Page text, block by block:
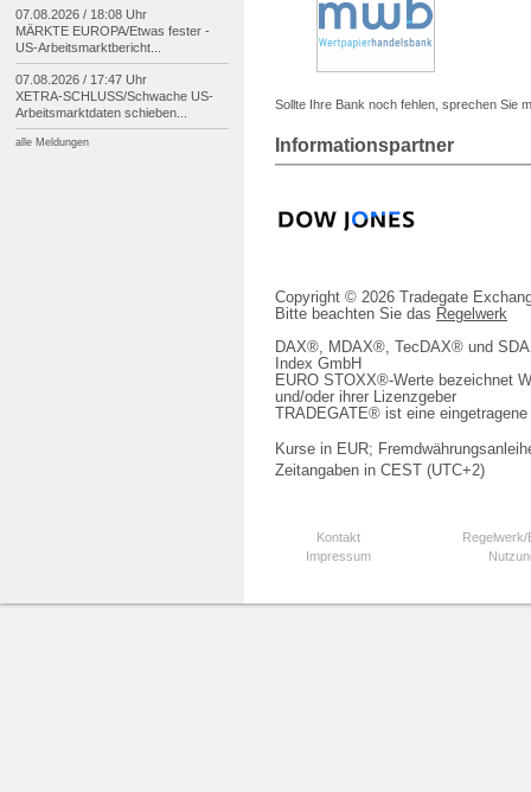
Sollte Ihre Bank noch fehlen, sprechen Sie
Informationspartner
Copyright © 2026 Tradegate
Bitte beachten Sie das Regelwerk
DAX®, MDAX®, TecDAX® und
Index GmbH
EURO STOXX®-Werte bezeichnet
und/oder ihrer Lizenzgeber
TRADEGATE® ist eine
Kurse in EUR;
Zeitangaben in CEST (UTC+2)
Kontakt
Impressum
07.08.2026 / 18:08 Uhr
MÄRKTE EUROPA/Etwas fester -
US-Arbeitsmarktbericht...
07.08.2026 / 17:47 Uhr
XETRA-SCHLUSS/Schwache US-
Arbeitsmarktdaten schieben...
alle Meldungen